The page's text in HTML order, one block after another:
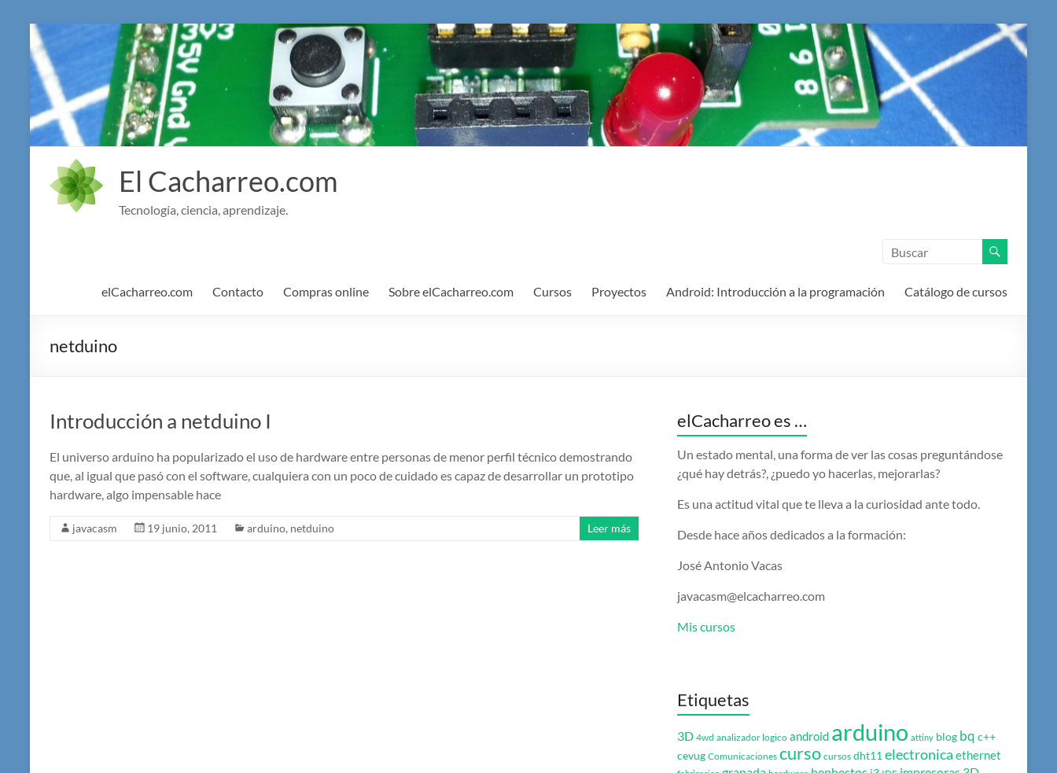
Saltar
al
contenido
El Cacharreo.com
Tecnología, ciencia, aprendizaje.
elCacharreo.com Contacto Compras online Sobre elCacharreo.com Cursos Proyectos Android: Introducción a la programación Catálogo de cursos
netduino
Introducción a netduino I
El universo arduino ha popularizado el uso de hardware entre personas de menor perfil técnico demostrando
que, al igual que pasó con el software, cualquiera con un poco de cuidado es capaz de desarrollar un prototipo
hardware, algo impensable hace
javacasm 19 junio, 2011 arduino, netduino Leer más
elCacharreo es …
Un estado mental, una forma de ver las cosas preguntándose
¿qué hay detrás?, ¿puedo yo hacerlas, mejorarlas?
Es una actitud vital que te lleva a la curiosidad ante todo.
Desde hace años dedicados a la formación:
José Antonio Vacas
javacasm@elcacharreo.com
Mis cursos
Etiquetas
3D 4wd analizador logico android arduino attiny blog bq c++
cevug Comunicaciones curso cursos dht11 electronica ethernet